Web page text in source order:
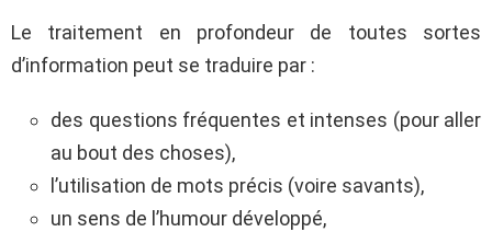
Le traitement en profondeur de toutes sortes
d’information peut se traduire par :
des questions fréquentes et intenses (pour aller
au bout des choses),
l’utilisation de mots précis (voire savants),
un sens de l’humour développé,